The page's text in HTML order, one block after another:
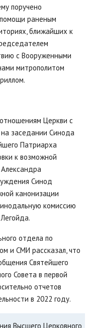
поручено
раненым
ближайших к
с Вооруженными
митрополитом
Церкви с
заседании Синода
Патриарха
к возможной
Синод
канонизации
комиссию
отдела по
и СМИ рассказал, что
Святейшего
Совета в первой
отчетов
в 2022 году.
Высшего Церковного